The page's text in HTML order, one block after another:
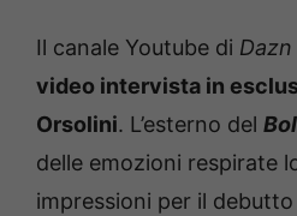
Il canale Youtube di Dazn
video intervista in
Orsolini. L’esterno del
delle emozioni respirate
impressioni per il